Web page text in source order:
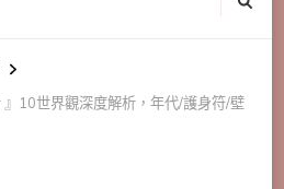
10世界觀深度解析，年代/護身符/壁